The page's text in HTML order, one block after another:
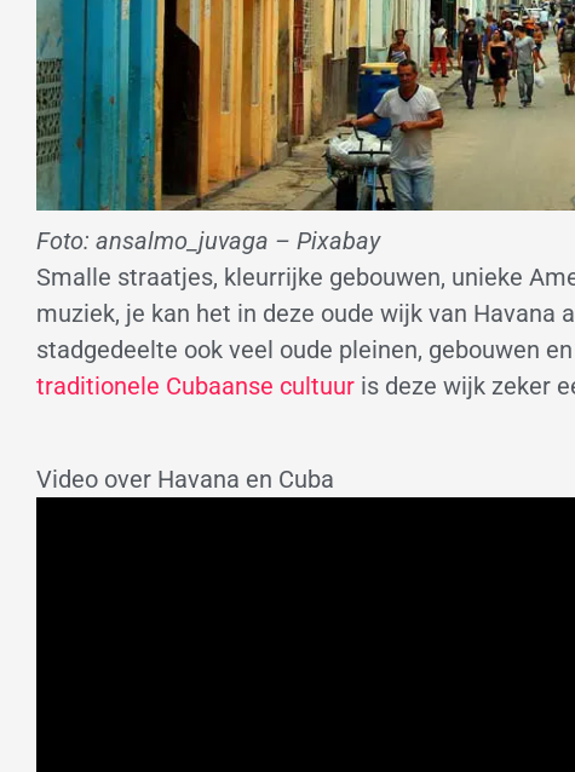
Foto: ansalmo_juvaga – Pixabay
Smalle straatjes, kleurrijke gebouwen, unieke
muziek, je kan het in deze oude wijk van
stadgedeelte ook veel oude pleinen, gebouwen
traditionele Cubaanse cultuur is deze wijk zeker
Video over Havana en Cuba